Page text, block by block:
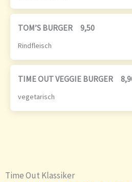
TOM’S BURGER 9,50
Rindfleisch
TIME OUT VEGGIE BURGER
vegetarisch
Time Out Klassiker